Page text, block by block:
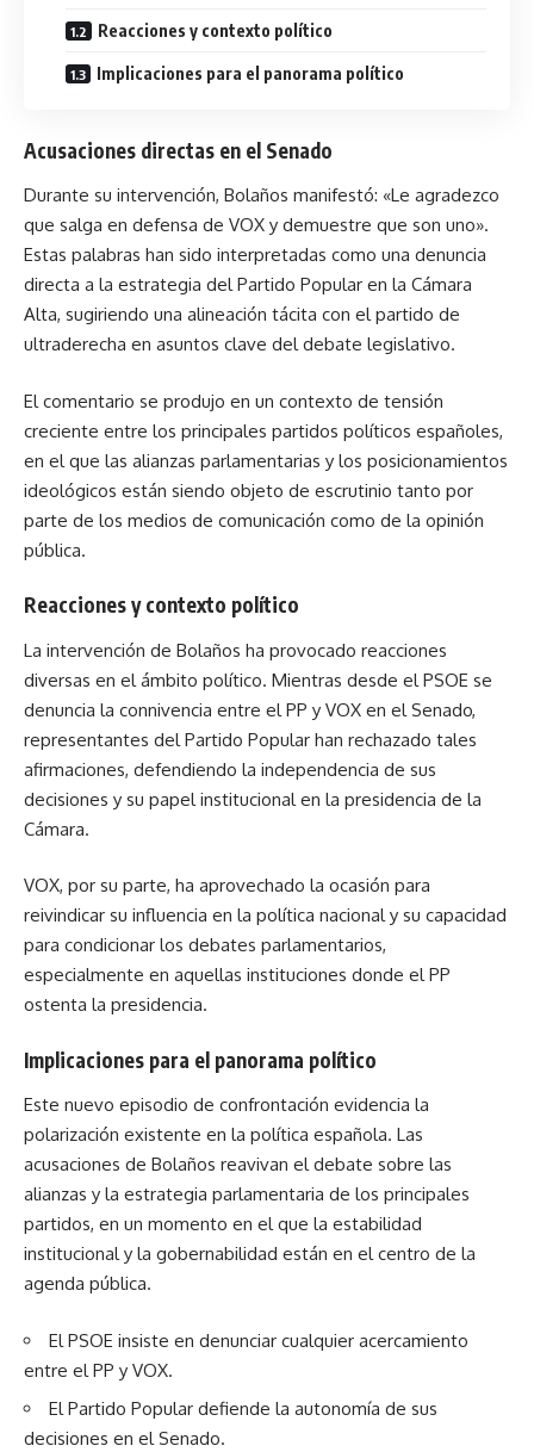
Reacciones y contexto político
Implicaciones para el panorama político
Acusaciones directas en el Senado
Durante su intervención, Bolaños manifestó: «Le agradezco
que salga en defensa de VOX y demuestre que son uno».
Estas palabras han sido interpretadas como una denuncia
directa a la estrategia del Partido Popular en la Cámara
Alta, sugiriendo una alineación tácita con el partido de
ultraderecha en asuntos clave del debate legislativo.
El comentario se produjo en un contexto de tensión
creciente entre los principales partidos políticos españoles,
en el que las alianzas parlamentarias y los posicionamientos
ideológicos están siendo objeto de escrutinio tanto por
parte de los medios de comunicación como de la opinión
pública.
Reacciones y contexto político
La intervención de Bolaños ha provocado reacciones
diversas en el ámbito político. Mientras desde el PSOE se
denuncia la connivencia entre el PP y VOX en el Senado,
representantes del Partido Popular han rechazado tales
afirmaciones, defendiendo la independencia de sus
decisiones y su papel institucional en la presidencia de la
Cámara.
VOX, por su parte, ha aprovechado la ocasión para
reivindicar su influencia en la política nacional y su capacidad
para condicionar los debates parlamentarios,
especialmente en aquellas instituciones donde el PP
ostenta la presidencia.
Implicaciones para el panorama político
Este nuevo episodio de confrontación evidencia la
polarización existente en la política española. Las
acusaciones de Bolaños reavivan el debate sobre las
alianzas y la estrategia parlamentaria de los principales
partidos, en un momento en el que la estabilidad
institucional y la gobernabilidad están en el centro de la
agenda pública.
El PSOE insiste en denunciar cualquier acercamiento
entre el PP y VOX.
El Partido Popular defiende la autonomía de sus
decisiones en el Senado.